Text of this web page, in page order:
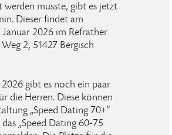
werden musste, gibt es jetzt
Dieser findet am
2026 im Refrather
2, 51427 Bergisch
gibt es noch ein paar
die Herren. Diese können
„Speed Dating 70+“
„Speed Dating 60-75